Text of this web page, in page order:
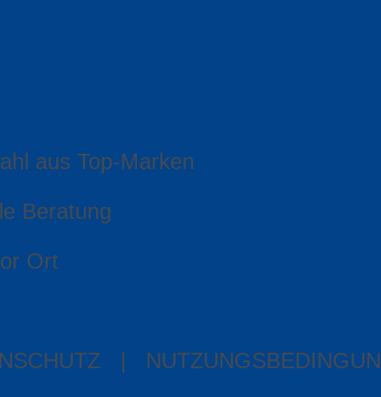
aus Top-Marken
Beratung
Ort